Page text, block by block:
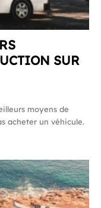
SUR
moyens de
acheter un véhicule.